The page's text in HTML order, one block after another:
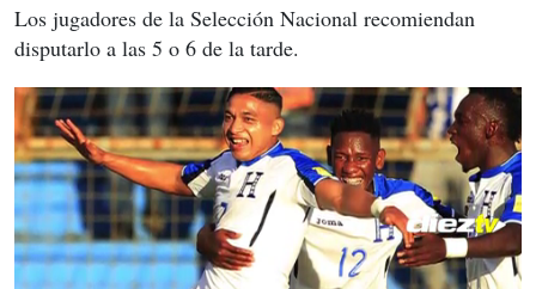
Los jugadores de la Selección Nacional recomiendan
disputarlo a las 5 o 6 de la tarde.